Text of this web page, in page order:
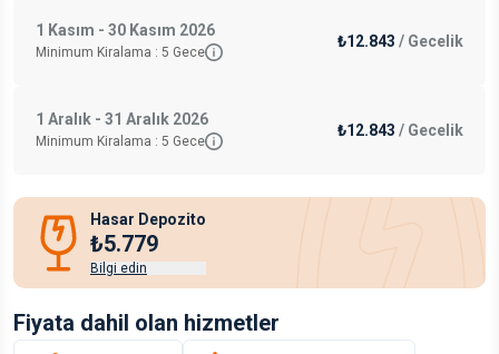
1 Kasım - 30 Kasım 2026
Minimum Kiralama : 5 Gece
₺12.843 / Gecelik
1 Aralık - 31 Aralık 2026
Minimum Kiralama : 5 Gece
₺12.843 / Gecelik
Hasar Depozito
₺5.779
Bilgi edin
Fiyata dahil olan hizmetler